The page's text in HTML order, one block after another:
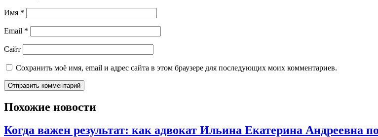
Имя *
Email *
Сайт
Сохранить моё имя, email и адрес сайта в этом браузере для последующих моих комментариев.
Похожие новости
Когда важен результат: как адвокат Ильина Екатерина Андреевна